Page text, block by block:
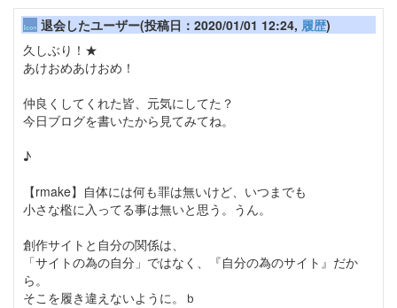
退会したユーザー(投稿日：2020/01/01 12:24, 履歴)
久しぶり！★
あけおめあけおめ！
仲良くしてくれた皆、元気にしてた？
今日ブログを書いたから見てみてね。
♪
【rmake】自体には何も罪は無いけど、いつまでも
小さな檻に入ってる事は無いと思う。うん。
創作サイトと自分の関係は、
「サイトの為の自分」ではなく、『自分の為のサイト』だか
ら。
そこを履き違えないように。ｂ